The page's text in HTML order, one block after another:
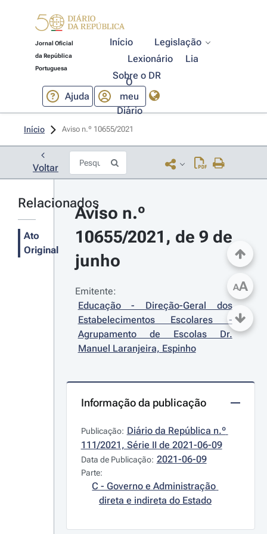
Jornal Oficial
da República
Portuguesa
Início
Legislação
Lexionário
Lia
Sobre o DR
Ajuda
O
meu
Diário
Início Aviso n.º 10655/2021
Voltar
Relacionados
Ato
Original
Aviso n.º
10655/2021, de 9 de
junho
Emitente:
Educação - Direção-Geral dos
Estabelecimentos Escolares -
Agrupamento de Escolas Dr.
Manuel Laranjeira, Espinho
Informação da publicação
Publicação: Diário da República n.º
111/2021, Série II de 2021-06-09
Data de Publicação: 2021-06-09
Parte:
C - Governo e Administração
direta e indireta do Estado
AA